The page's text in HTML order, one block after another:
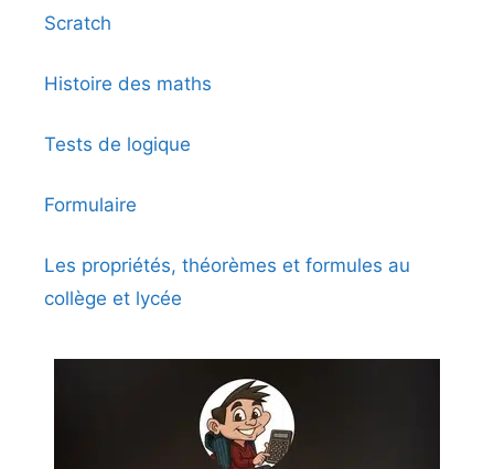
Scratch
Histoire des maths
Tests de logique
Formulaire
Les propriétés, théorèmes et formules au
collège et lycée